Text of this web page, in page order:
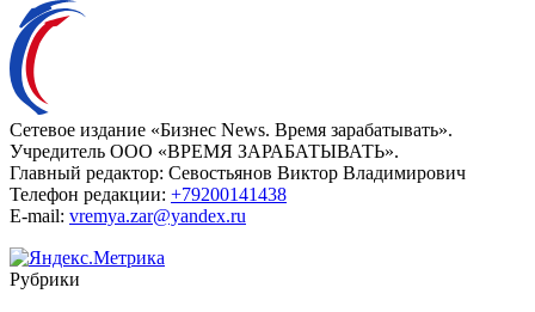
Сетевое издание «Бизнес News. Время зарабатывать».
Учредитель ООО «ВРЕМЯ ЗАРАБАТЫВАТЬ».
Главный редактор: Севостьянов Виктор Владимирович
Телефон редакции: +79200141438
E-mail: vremya.zar@yandex.ru
Рубрики